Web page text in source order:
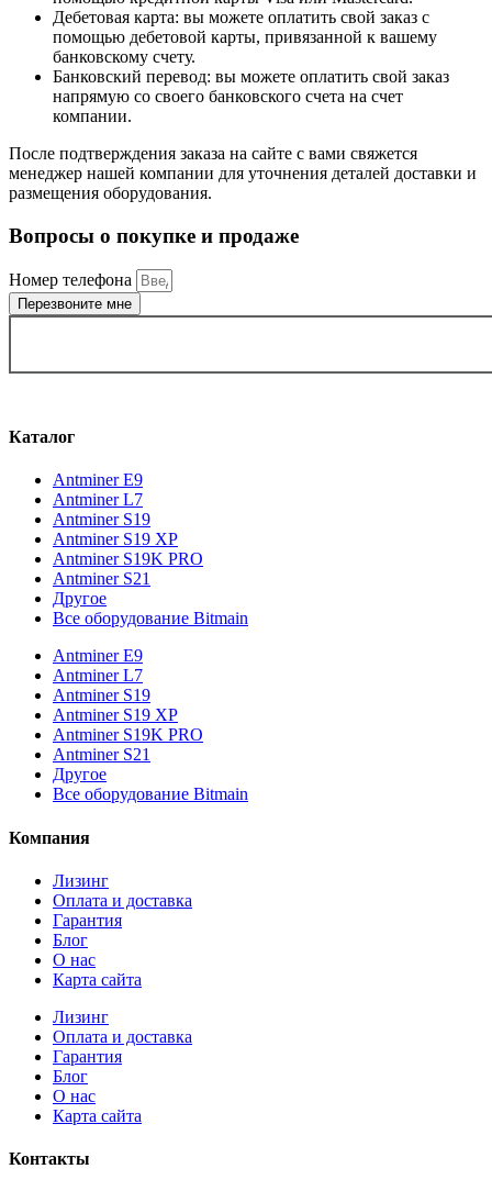
Дебетовая карта: вы можете оплатить свой заказ с
помощью дебетовой карты, привязанной к вашему
банковскому счету.
Банковский перевод: вы можете оплатить свой заказ
напрямую со своего банковского счета на счет
компании.
После подтверждения заказа на сайте с вами свяжется
менеджер нашей компании для уточнения деталей доставки и
размещения оборудования.
Вопросы о покупке и продаже
Номер телефона
Перезвоните мне
Каталог
Antminer E9
Antminer L7
Antminer S19
Antminer S19 XP
Antminer S19K PRO
Antminer S21
Другое
Все оборудование Bitmain
Antminer E9
Antminer L7
Antminer S19
Antminer S19 XP
Antminer S19K PRO
Antminer S21
Другое
Все оборудование Bitmain
Компания
Лизинг
Оплата и доставка
Гарантия
Блог
О нас
Карта сайта
Лизинг
Оплата и доставка
Гарантия
Блог
О нас
Карта сайта
Контакты